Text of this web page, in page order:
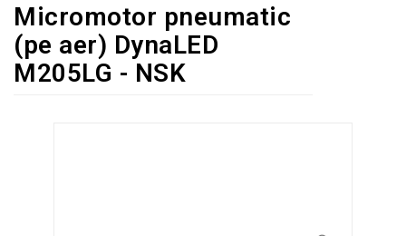
SUPER
OFERTĂ
ÎNCHIRIERI
Micromotor pneumatic
(pe aer) DynaLED
M205LG - NSK